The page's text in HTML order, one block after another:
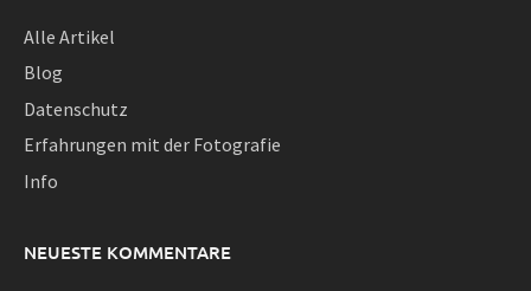
Alle Artikel
Blog
Datenschutz
Erfahrungen mit der Fotografie
Info
NEUESTE KOMMENTARE